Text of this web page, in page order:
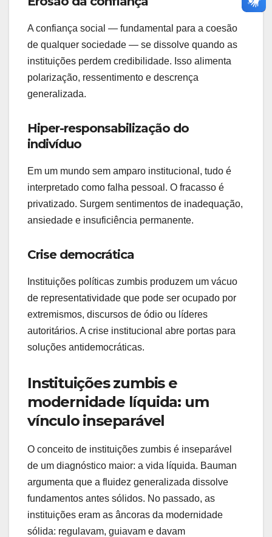
A confiança social — fundamental para a coesão
de qualquer sociedade — se dissolve quando as
instituições perdem credibilidade. Isso alimenta
polarização, ressentimento e descrença
generalizada.
Hiper-responsabilização do
indivíduo
Em um mundo sem amparo institucional, tudo é
interpretado como falha pessoal. O fracasso é
privatizado. Surgem sentimentos de inadequação,
ansiedade e insuficiência permanente.
Crise democrática
Instituições políticas zumbis produzem um vácuo
de representatividade que pode ser ocupado por
extremismos, discursos de ódio ou líderes
autoritários. A crise institucional abre portas para
soluções antidemocráticas.
Instituições zumbis e
modernidade líquida: um
vínculo inseparável
O conceito de instituições zumbis é inseparável
de um diagnóstico maior: a vida líquida. Bauman
argumenta que a fluidez generalizada dissolve
fundamentos antes sólidos. No passado, as
instituições eram as âncoras da modernidade
sólida: regulavam, guiavam e davam